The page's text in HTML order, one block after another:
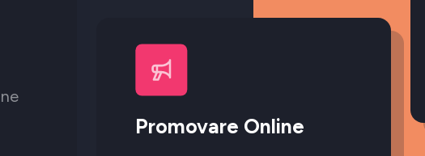
Promovare Online